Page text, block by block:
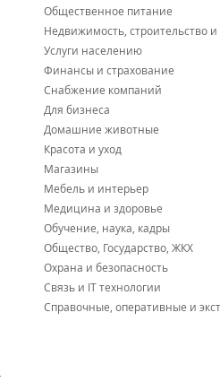
Общественное питание
Недвижимость, строительство
Услуги населению
Финансы и страхование
Снабжение компаний
Для бизнеса
Домашние животные
Красота и уход
Магазины
Мебель и интерьер
Медицина и здоровье
Обучение, наука, кадры
Общество, Государство, ЖКХ
Охрана и безопасность
Связь и IT технологии
Справочные, оперативные и